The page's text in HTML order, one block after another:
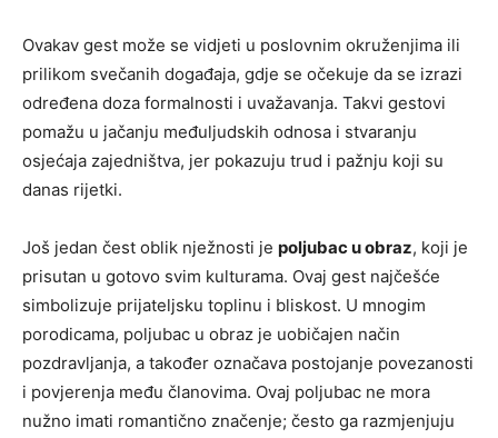
Ovakav gest može se vidjeti u poslovnim okruženjima ili
prilikom svečanih događaja, gdje se očekuje da se izrazi
određena doza formalnosti i uvažavanja. Takvi gestovi
pomažu u jačanju međuljudskih odnosa i stvaranju
osjećaja zajedništva, jer pokazuju trud i pažnju koji su
danas rijetki.
Još jedan čest oblik nježnosti je poljubac u obraz, koji je
prisutan u gotovo svim kulturama. Ovaj gest najčešće
simbolizuje prijateljsku toplinu i bliskost. U mnogim
porodicama, poljubac u obraz je uobičajen način
pozdravljanja, a također označava postojanje povezanosti
i povjerenja među članovima. Ovaj poljubac ne mora
nužno imati romantično značenje; često ga razmjenjuju